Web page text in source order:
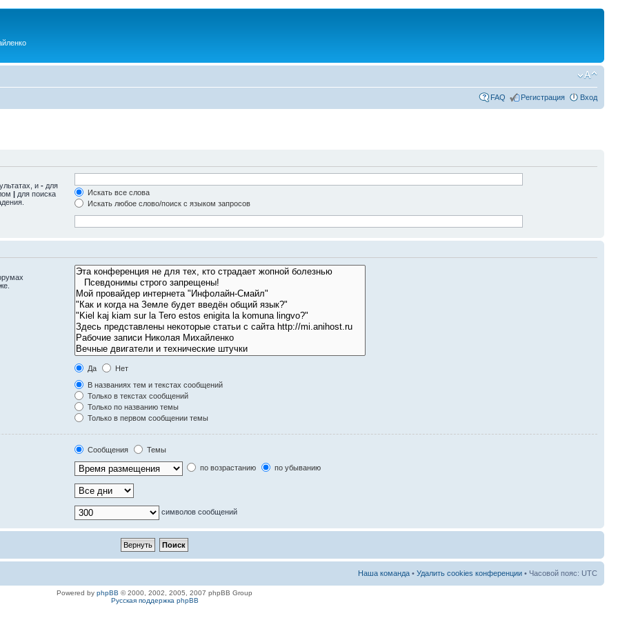
FAQ Регистрация Вход
и - для
| для поиска
Искать все слова
Искать любое слово/поиск с языком запросов
Да
Нет
В названиях тем и текстах сообщений
Только в текстах сообщений
Только по названию темы
Только в первом сообщении темы
Сообщения Темы
по возрастанию по убыванию
символов сообщений
Наша команда • Удалить cookies конференции • Часовой пояс: UTC
Powered by phpBB © 2000, 2002, 2005, 2007 phpBB Group
Русская поддержка phpBB